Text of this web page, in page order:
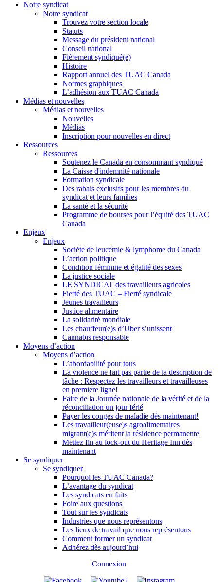
Notre syndicat
Notre syndicat
Trouvez votre section locale
Statuts
Message du président national
Conseil national
Fièrement syndiqué(e)
Histoire
Rapport annuel des TUAC Canada
Normes graphiques
L’adhésion aux TUAC Canada
Médias et nouvelles
Médias et nouvelles
Nouvelles
Médias
Inscription pour nouvelles en direct
Ressources
Ressources
Soutenez le Canada en consommant syndiqué
La Caisse d'indemnité nationale
Formation syndicale
Des rabais exclusifs pour les membres du
syndicat et leurs families
La santé et la sécurité
Programme de bourses pour l’équité des TUAC
Canada
Enjeux
Enjeux
Société de leucémie & lymphome du Canada
L’action politique
Condition féminine et égalité des sexes
La justice sociale
LE SYNDICAT des travailleurs agricoles
Fierté des TUAC – Fierté syndicale
Jeunes travailleurs
Justice alimentaire
La solidarité mondiale
Les chauffeur(e)s d’Uber s’unissent
Cannabis responsable
Moyens d’action
Moyens d’action
L’abordabilité pour tous
La violence ne fait pas partie de la description de
tâche : Respectez les travailleurs et travailleuses
en première ligne!
Faire de la Journée nationale de la vérité et de la
réconciliation un jour férié
Payer les congés de maladie dès maintenant!
Les travailleur(euse)s agroalimentaires
migrant(e)s méritent la résidence permanente
Mettez fin au lock-out du Heritage Inn dès
maintenant
Se syndiquer
Se syndiquer
Pourquoi les TUAC Canada?
L’avantage du syndicat
Les syndicats en faits
Foire aux questions
Tout sur les syndicats
Industries que nous représentons
Les lieux de travail que nous représentons
Comment former un syndicat
Adhérez dès aujourd’hui
Connexion